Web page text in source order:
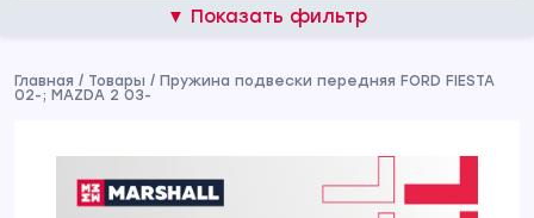
▼ Показать фильтр
Главная / Товары / Пружина подвески передняя FORD FIESTA
02-; MAZDA 2 03-